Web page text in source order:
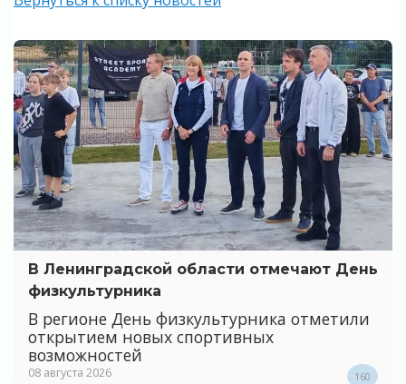
В Ленинградской области отмечают День
физкультурника
В регионе День физкультурника отметили
открытием новых спортивных
возможностей
08 августа 2026 160